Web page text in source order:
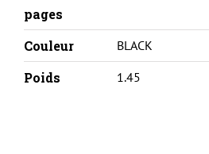
pages
Couleur
BLACK
Poids 1.45